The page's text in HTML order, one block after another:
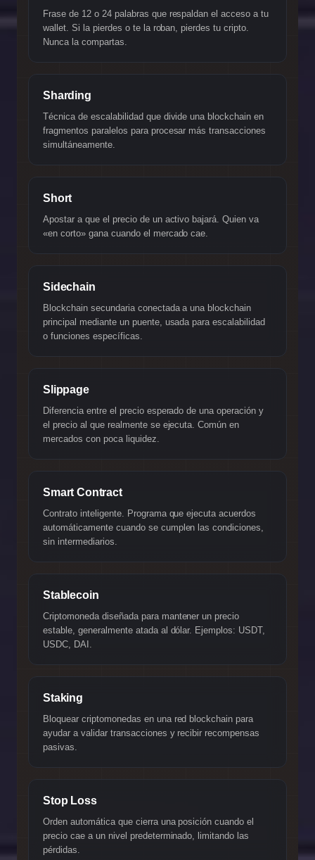
Frase de 12 o 24 palabras que respaldan el acceso a tu
wallet. Si la pierdes o te la roban, pierdes tu cripto.
Nunca la compartas.
Sharding
Técnica de escalabilidad que divide una blockchain en
fragmentos paralelos para procesar más transacciones
simultáneamente.
Short
Apostar a que el precio de un activo bajará. Quien va
«en corto» gana cuando el mercado cae.
Sidechain
Blockchain secundaria conectada a una blockchain
principal mediante un puente, usada para escalabilidad
o funciones específicas.
Slippage
Diferencia entre el precio esperado de una operación y
el precio al que realmente se ejecuta. Común en
mercados con poca liquidez.
Smart Contract
Contrato inteligente. Programa que ejecuta acuerdos
automáticamente cuando se cumplen las condiciones,
sin intermediarios.
Stablecoin
Criptomoneda diseñada para mantener un precio
estable, generalmente atada al dólar. Ejemplos: USDT,
USDC, DAI.
Staking
Bloquear criptomonedas en una red blockchain para
ayudar a validar transacciones y recibir recompensas
pasivas.
Stop Loss
Orden automática que cierra una posición cuando el
precio cae a un nivel predeterminado, limitando las
pérdidas.